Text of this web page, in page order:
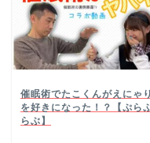
催眠術でたこくんがえにゃり
を好きになった！？【ぷら
らぶ】